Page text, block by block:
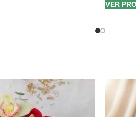
VER